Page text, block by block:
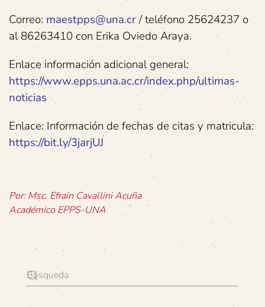
Correo: maestpps@una.cr/ teléfono 25624237 o
al 86263410 con Erika Oviedo Araya.
Enlace información adicional general:
https://www.epps.una.ac.cr/index.php/ultimas-
noticias
Enlace: Información de fechas de citas y matricula:
https://bit.ly/3jarjUJ
Por: Msc. Efraín Cavallini Acuña
Académico EPPS-UNA